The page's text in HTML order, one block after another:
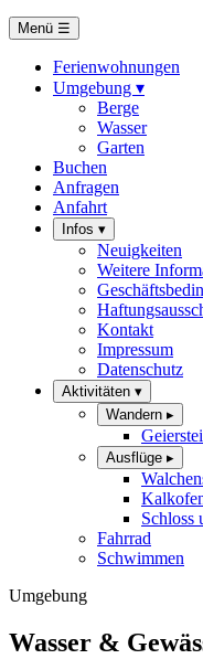
Menü ☰
Ferienwohnungen
Umgebung ▾
Berge
Wasser
Garten
Buchen
Anfragen
Anfahrt
Infos ▾
Neuigkeiten
Weitere
Kontakt
Impressum
Datenschutz
Aktivitäten ▾
Wandern ▸
Ausflüge ▸
Schloss
Fahrrad
Schwimmen
Umgebung
Wasser &